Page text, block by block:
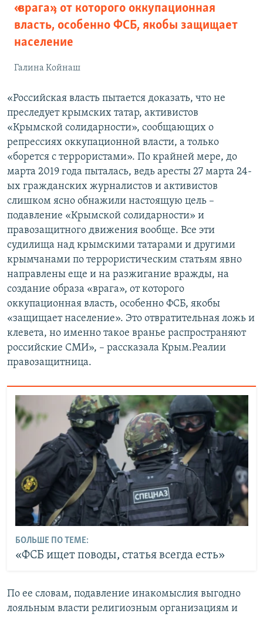
«врага», от которого оккупационная
власть, особенно ФСБ, якобы защищает
население
Галина Койнаш
«Российская власть пытается доказать, что не
преследует крымских татар, активистов
«Крымской солидарности», сообщающих о
репрессиях оккупационной власти, а только
«борется с террористами». По крайней мере, до
марта 2019 года пыталась, ведь аресты 27 марта 24-
ых гражданских журналистов и активистов
слишком ясно обнажили настоящую цель –
подавление «Крымской солидарности» и
правозащитного движения вообще. Все эти
судилища над крымскими татарами и другими
крымчанами по террористическим статьям явно
направлены еще и на разжигание вражды, на
создание образа «врага», от которого
оккупационная власть, особенно ФСБ, якобы
«защищает население». Это отвратительная ложь и
клевета, но именно такое вранье распространяют
российские СМИ», – рассказала Крым.Реалии
правозащитница.
БОЛЬШЕ ПО ТЕМЕ:
«ФСБ ищет поводы, статья всегда есть»
По ее словам, подавление инакомыслия выгодно
лояльным власти религиозным организациям и